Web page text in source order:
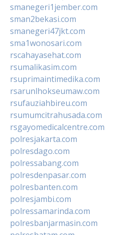
smanegeri1jember.com
sman2bekasi.com
smanegeri47jkt.com
sma1wonosari.com
rscahayasehat.com
rsumalikasim.com
rsuprimaintimedika.com
rsarunlhokseumaw.com
rsufauziahbireu.com
rsumumcitrahusada.com
rsgayomedicalcentre.com
polresjakarta.com
polresdago.com
polressabang.com
polresdenpasar.com
polresbanten.com
polresjambi.com
polressamarinda.com
polresbanjarmasin.com